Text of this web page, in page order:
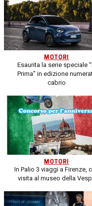
MOTORI
Esaurita la serie speciale
Prima” in edizione
cabrio
MOTORI
In Palio 3 viaggi a Firenze,
visita al museo della